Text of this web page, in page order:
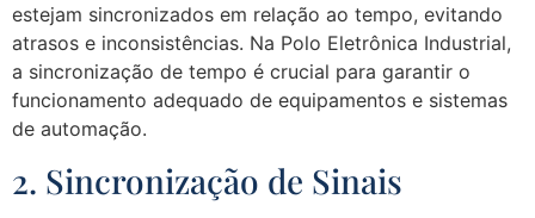
estejam sincronizados em relação ao tempo, evitando
atrasos e inconsistências. Na Polo Eletrônica Industrial,
a sincronização de tempo é crucial para garantir o
funcionamento adequado de equipamentos e sistemas
de automação.
2. Sincronização de Sinais